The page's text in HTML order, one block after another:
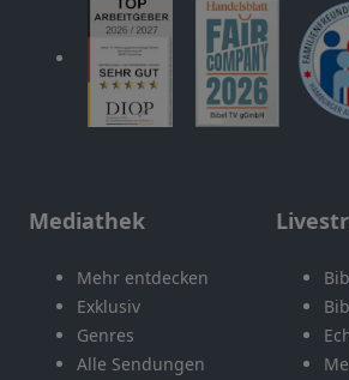
Mediathek
Mehr entdecken
Exklusiv
Genres
Alle Sendungen